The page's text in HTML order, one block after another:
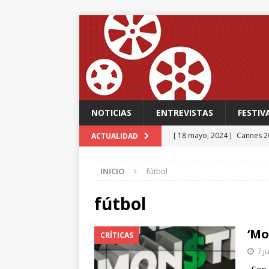
NOTICIAS ENTREVISTAS
ACTUALIDAD [ 18 mayo, 2024 ] Cannes
FESTIVALES
[ 12 febrero, 2024 ]
INICIO fútbol
fútbol
CRÍTICAS
7